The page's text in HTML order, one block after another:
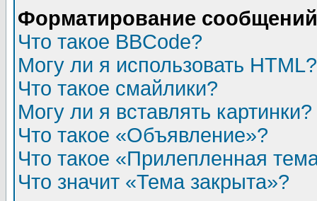
Форматирование
Что такое BBCode?
Могу ли я использовать HTML?
Что такое смайлики?
Могу ли я вставлять картинки?
Что такое «Объявление»?
Что такое «Прилепленная
Что значит «Тема закрыта»?